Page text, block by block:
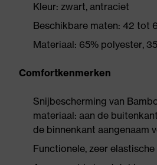
Kleur: zwart, antraciet
Beschikbare maten: 42 tot
Materiaal: 65% polyester,
Comfortkenmerken
Snijbescherming van
materiaal: aan de
de binnenkant aangenaam
Functionele, zeer